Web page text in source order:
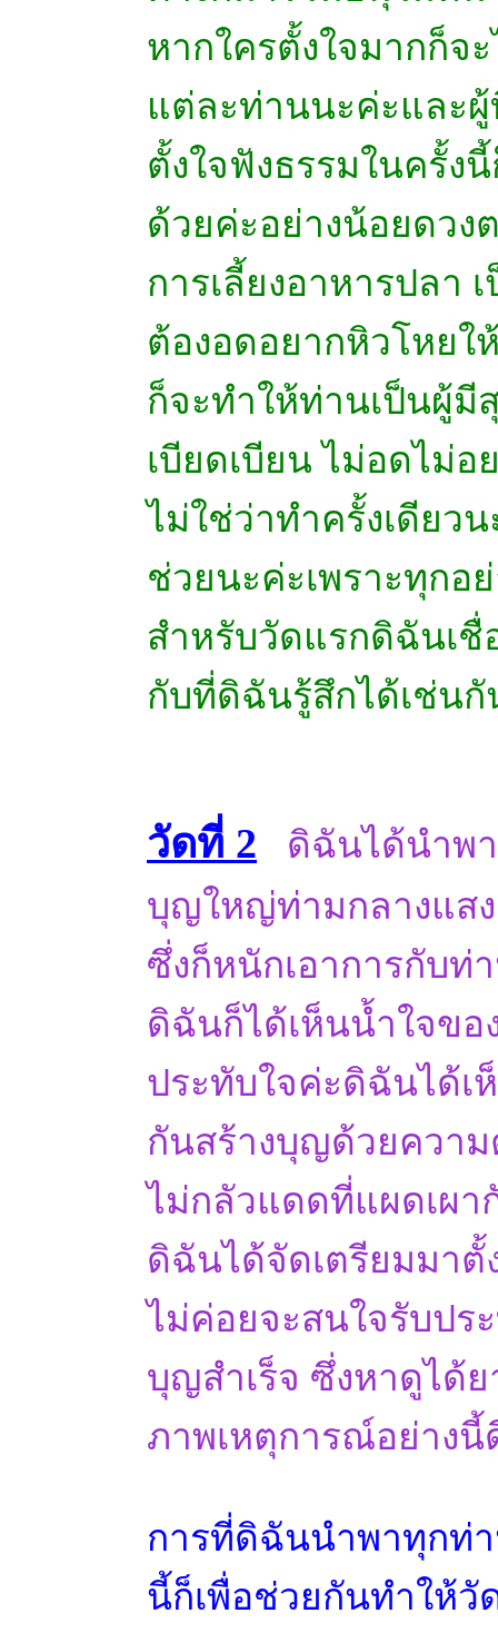
หากใครตั้งใจมากก็จ
แต่ละท่านนะค่ะและ
ตั้งใจฟังธรรมในครั้ง
ด้วยค่ะอย่างน้อยดวง
การเลี้ยงอาหารปลา
ต้องอดอยากหิวโหยใ
ก็จะทำให้ท่านเป็นผู้
เบียดเบียน ไม่อดไม่
ไม่ใช่ว่าทำครั้งเดียว
ช่วยนะค่ะเพราะทุกอ
สำหรับวัดแรกดิฉันเ
กับที่ดิฉันรู้สึกได้เช่นกั
วัดที่ 2
ดิฉันได้นำพ
บุญใหญ่ท่ามกลางแส
ซึ่งก็หนักเอาการกับ
ดิฉันก็ได้เห็นน้ำใจข
ประทับใจค่ะดิฉันได้
กันสร้างบุญด้วยความ
ไม่กลัวแดดที่แผดเผ
ดิฉันได้จัดเตรียมมา
ไม่ค่อยจะสนใจรับปร
บุญสำเร็จ ซึ่งหาดูได้
ภาพเหตุการณ์อย่าง
การที่ดิฉันนำพาทุกท่
นี้ก็เพื่อช่วยกันทำให้วั